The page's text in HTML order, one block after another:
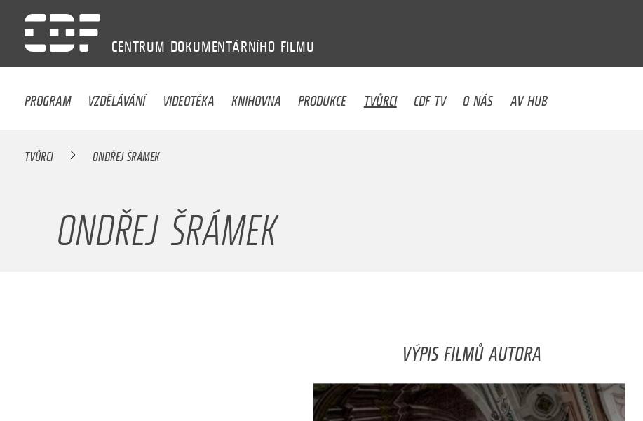
CENTRUM DOKUMENTÁRNÍHO FILMU
PROGRAM VZDĚLÁVÁNÍ VIDEOTÉKA KNIHOVNA PRODUKCE TVŮRCI CDF TV O NÁS AV HUB
TVŮRCI ONDŘEJ ŠRÁMEK
ONDŘEJ ŠRÁMEK
VÝPIS FILMŮ AUTORA